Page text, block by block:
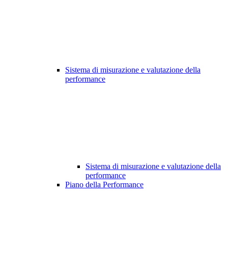
Sistema di misurazione e valutazione della
performance
Sistema di misurazione e valutazione della
performance
Piano della Performance